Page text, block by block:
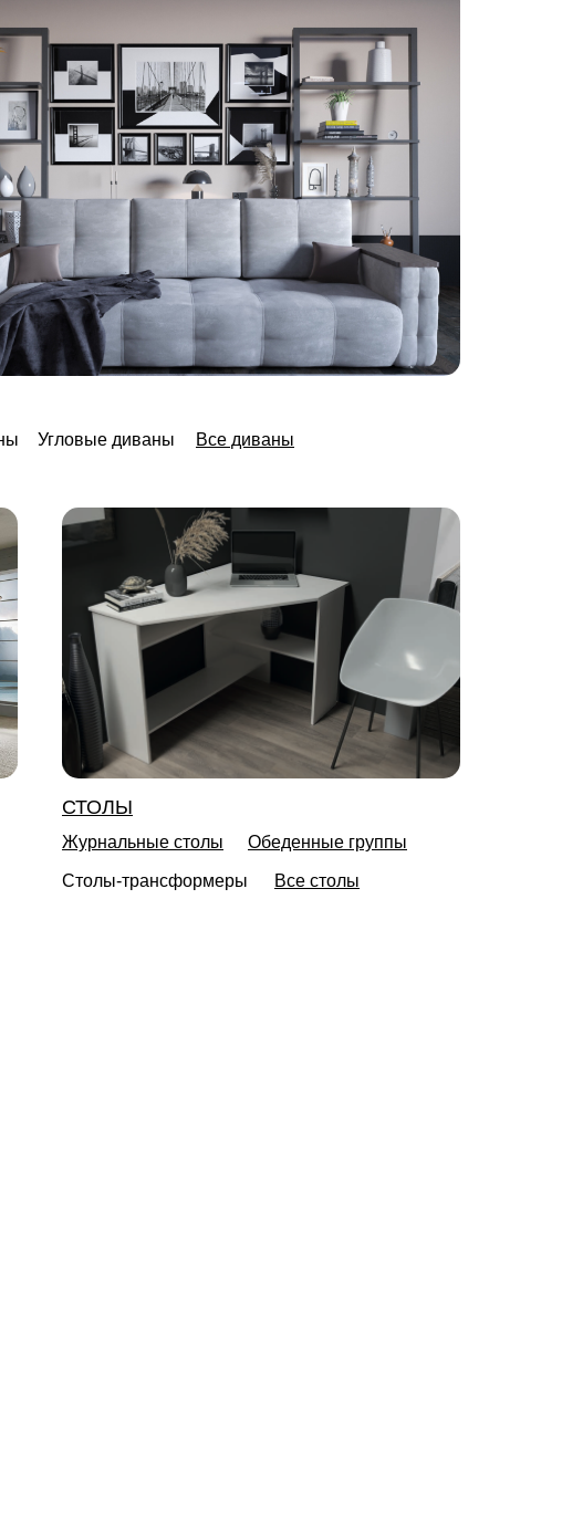
Угловые диваны Все диваны
СТОЛЫ
Журнальные столы Обеденные группы
Столы-трансформеры Все столы